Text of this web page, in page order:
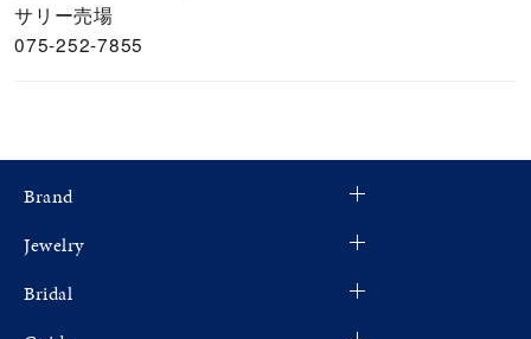
サリー売場
075-252-7855
Brand
Jewelry
Bridal